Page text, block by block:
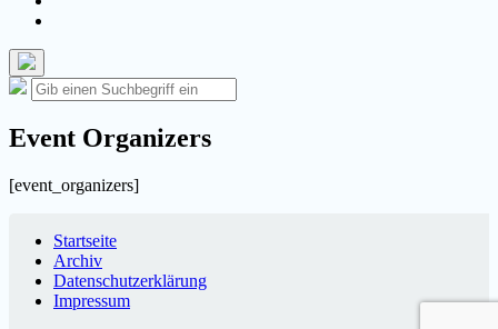
Such-
Overlay
Suche
nach:
Suchen
Event Organizers
[event_organizers]
Startseite
Archiv
Datenschutzerklärung
Impressum